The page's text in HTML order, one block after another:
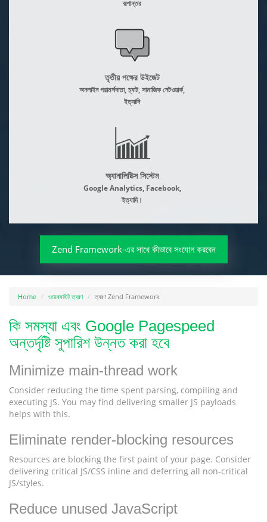
রূপান্তর
তৃতীয় পক্ষের উইজেট
অনলাইন পরামর্শদাতা, চ্যাট, সামাজিক নেটওয়ার্ক,
ইত্যাদি
অ্যানালিটিক্স সিস্টেম
Google Analytics, Facebook,
ইত্যাদি।
Zend Framework-এর সাথে কীভাবে সংযোগ করবেন
Home ওয়েবসাইট ত্বরণ ত্বরণ Zend Framework
কি সমস্যা এবং Google Pagespeed
অন্তর্দৃষ্টি সুপারিশ উন্নত করা হবে
Minimize main-thread work
Consider reducing the time spent parsing, compiling and
executing JS. You may find delivering smaller JS payloads
helps with this.
Eliminate render-blocking resources
Resources are blocking the first paint of your page. Consider
delivering critical JS/CSS inline and deferring all non-critical
JS/styles.
Reduce unused JavaScript